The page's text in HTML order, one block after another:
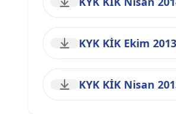
KYK KİK Ekim
KYK KİK Nisan